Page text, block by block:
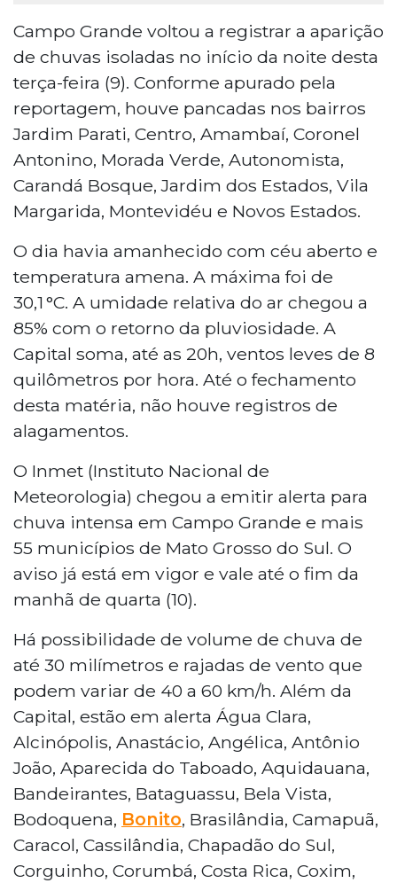
Campo Grande voltou a registrar a aparição
de chuvas isoladas no início da noite desta
terça-feira (9). Conforme apurado pela
reportagem, houve pancadas nos bairros
Jardim Parati, Centro, Amambaí, Coronel
Antonino, Morada Verde, Autonomista,
Carandá Bosque, Jardim dos Estados, Vila
Margarida, Montevidéu e Novos Estados.
O dia havia amanhecido com céu aberto e
temperatura amena. A máxima foi de
30,1 °C. A umidade relativa do ar chegou a
85% com o retorno da pluviosidade. A
Capital soma, até as 20h, ventos leves de 8
quilômetros por hora. Até o fechamento
desta matéria, não houve registros de
alagamentos.
O Inmet (Instituto Nacional de
Meteorologia) chegou a emitir alerta para
chuva intensa em Campo Grande e mais
55 municípios de Mato Grosso do Sul. O
aviso já está em vigor e vale até o fim da
manhã de quarta (10).
Há possibilidade de volume de chuva de
até 30 milímetros e rajadas de vento que
podem variar de 40 a 60 km/h. Além da
Capital, estão em alerta Água Clara,
Alcinópolis, Anastácio, Angélica, Antônio
João, Aparecida do Taboado, Aquidauana,
Bandeirantes, Bataguassu, Bela Vista,
Bodoquena, Bonito, Brasilândia, Camapuã,
Caracol, Cassilândia, Chapadão do Sul,
Corguinho, Corumbá, Costa Rica, Coxim,